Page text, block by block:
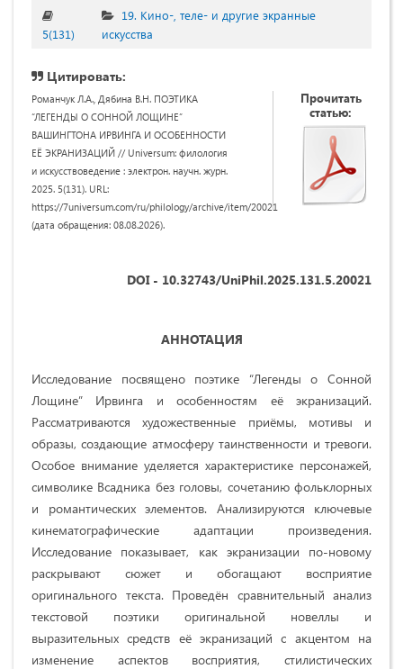
5(131)
19. Кино-, теле- и другие экранные
искусства
Цитировать:
Романчук Л.А., Дябина В.Н. ПОЭТИКА
“ЛЕГЕНДЫ О СОННОЙ ЛОЩИНЕ”
ВАШИНГТОНА ИРВИНГА И ОСОБЕННОСТИ
ЕЁ ЭКРАНИЗАЦИЙ // Universum: филология
и искусствоведение : электрон. научн. журн.
2025. 5(131). URL:
https://7universum.com/ru/philology/archive/item/20021
(дата обращения: 08.08.2026).
Прочитать
статью:
DOI - 10.32743/UniPhil.2025.131.5.20021
АННОТАЦИЯ
Исследование посвящено поэтике “Легенды о Сонной
Лощине” Ирвинга и особенностям её экранизаций.
Рассматриваются художественные приёмы, мотивы и
образы, создающие атмосферу таинственности и тревоги.
Особое внимание уделяется характеристике персонажей,
символике Всадника без головы, сочетанию фольклорных
и романтических элементов. Анализируются ключевые
кинематографические адаптации произведения.
Исследование показывает, как экранизации по-новому
раскрывают сюжет и обогащают восприятие
оригинального текста. Проведён сравнительный анализ
текстовой поэтики оригинальной новеллы и
выразительных средств её экранизаций с акцентом на
изменение аспектов восприятия, стилистических